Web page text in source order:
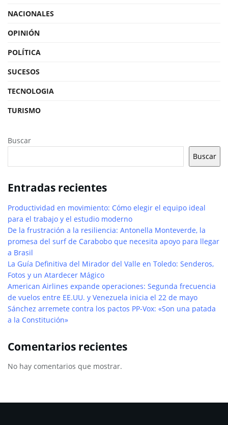
NACIONALES
OPINIÓN
POLÍTICA
SUCESOS
TECNOLOGIA
TURISMO
Buscar
Buscar
Entradas recientes
Productividad en movimiento: Cómo elegir el equipo ideal
para el trabajo y el estudio moderno
De la frustración a la resiliencia: Antonella Monteverde, la
promesa del surf de Carabobo que necesita apoyo para llegar
a Brasil
La Guía Definitiva del Mirador del Valle en Toledo: Senderos,
Fotos y un Atardecer Mágico
American Airlines expande operaciones: Segunda frecuencia
de vuelos entre EE.UU. y Venezuela inicia el 22 de mayo
Sánchez arremete contra los pactos PP-Vox: «Son una patada
a la Constitución»
Comentarios recientes
No hay comentarios que mostrar.